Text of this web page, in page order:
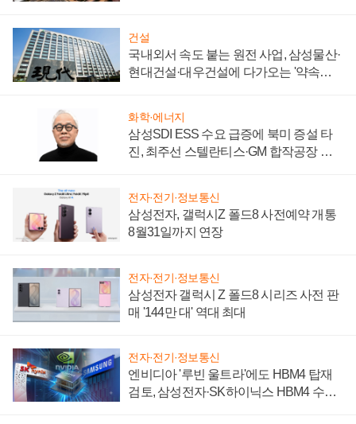
건설
국내외서 속도 붙는 원전 사업, 삼성물산·
현대건설·대우건설에 다가오는 '약속의
화학·에너지
삼성SDI ESS 수요 급증에 북미 증설 타
진, 최주선 스텔란티스·GM 합작공장 건
전자·전기·정보통신
삼성전자, 갤럭시Z 폴드8 사전예약 개통
8월31일까지 연장
전자·전기·정보통신
삼성전자 갤럭시 Z 폴드8 시리즈 사전 판
매 '144만 대' 역대 최대
전자·전기·정보통신
엔비디아 '루빈 울트라'에도 HBM4 탑재
검토, 삼성전자·SK하이닉스 HBM4 수율